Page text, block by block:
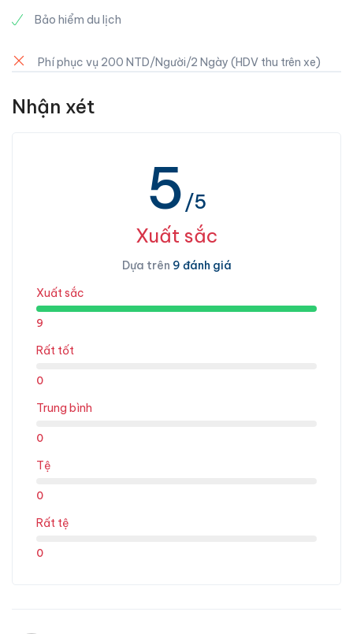
Bảo hiểm du lịch
Phí phục vụ 200 NTD/Người/2 Ngày (HDV thu trên xe)
Nhận xét
5 /5
Xuất sắc
Dựa trên 9 đánh giá
Xuất sắc
9
Rất tốt
0
Trung bình
0
Tệ
0
Rất tệ
0